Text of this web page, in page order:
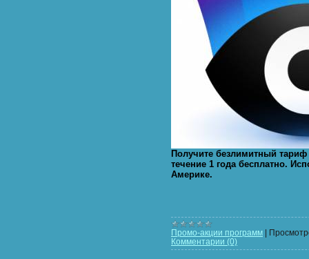
Получите безлимитный
течение 1 года бесплатно.
Америке.
Промо-акции программ |
Комментарии (0)